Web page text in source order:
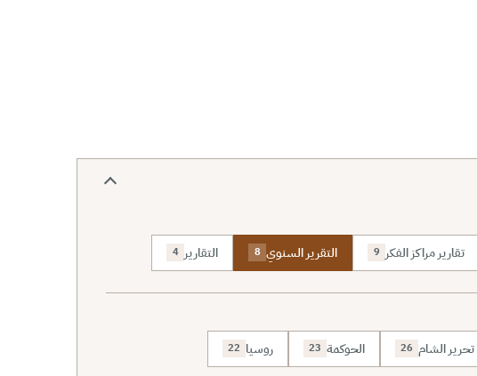
تقارير مراكز الفكر 9 التقرير السنوي 8 التقارير 4
الشام 26 الحوكمة 23 روسيا 22